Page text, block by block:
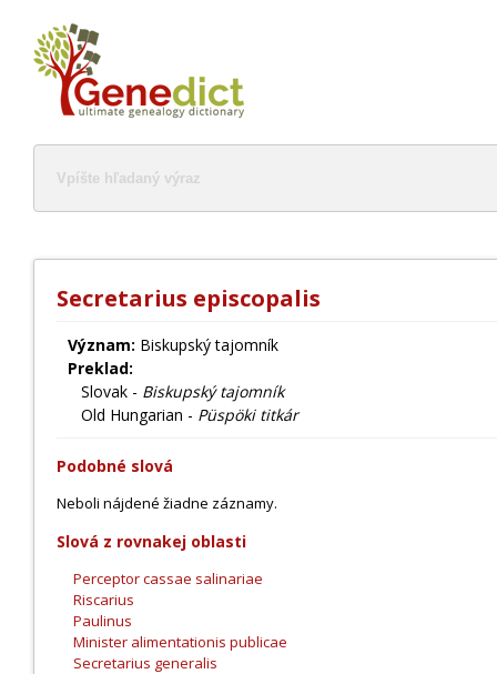
Secretarius episcopalis
Význam: Biskupský tajomník
Preklad:
Slovak - Biskupský tajomník
Old Hungarian - Püspöki titkár
Podobné slová
Neboli nájdené žiadne záznamy.
Slová z rovnakej oblasti
Perceptor cassae salinariae
Riscarius
Paulinus
Minister alimentationis publicae
Secretarius generalis